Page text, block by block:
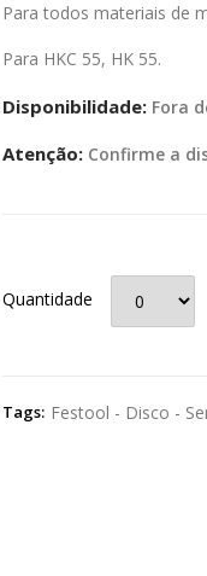
Para todos materiais de
Para HKC 55, HK 55.
Disponibilidade: Fora
Atenção: Confirme a
Quantidade
Tags: Festool - Disco -